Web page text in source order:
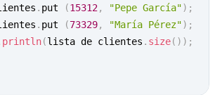
. put (15312, "Pepe García") ;
. put (73329, "María Pérez") ;
println(lista de clientes . size( ) ) ;